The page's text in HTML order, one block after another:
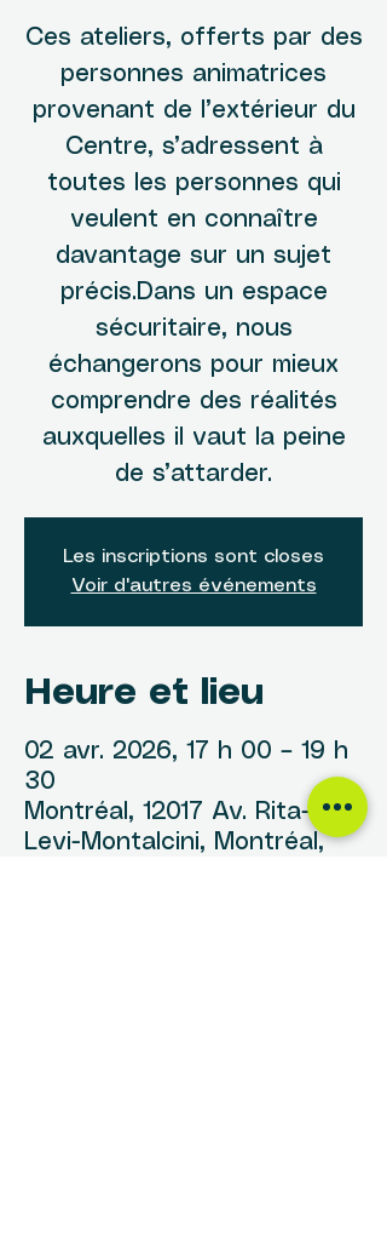
Ces ateliers, offerts par des
personnes animatrices
provenant de l’extérieur du
Centre, s’adressent à
toutes les personnes qui
veulent en connaître
davantage sur un sujet
précis.Dans un espace
sécuritaire, nous
échangerons pour mieux
comprendre des réalités
auxquelles il vaut la peine
de s’attarder.
Les inscriptions sont closes
Voir d'autres événements
Heure et lieu
02 avr. 2026, 17 h 00 – 19 h
30
Montréal, 12017 Av. Rita-
Levi-Montalcini, Montréal,